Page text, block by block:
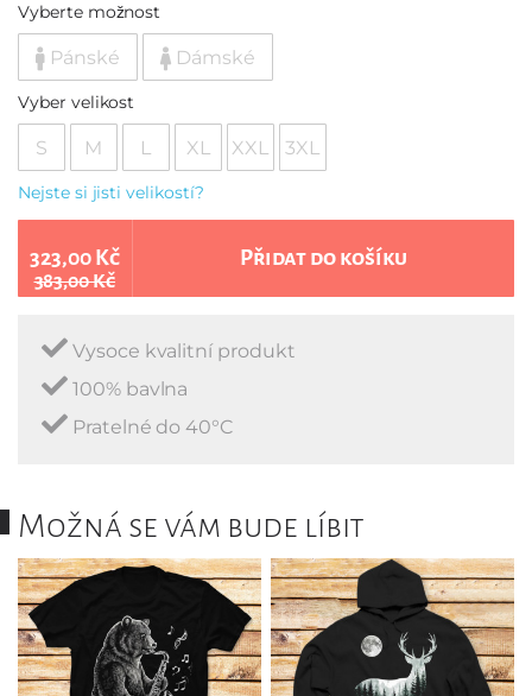
Vyberte možnost
Pánské Dámské
Vyber velikost
S M L XL XXL 3XL
Nejste si jisti velikostí?
323,00 Kč
383,00 Kč
Přidat do košíku
Vysoce kvalitní produkt
100% bavlna
Pratelné do 40°C
Možná se vám bude líbit